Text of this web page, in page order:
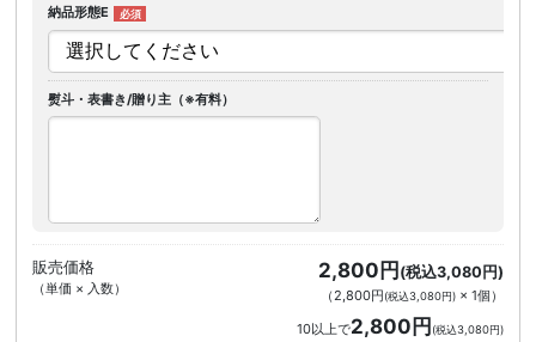
納品形態E
熨斗・表書き/贈り主（※有料）
販売価格
（単価 × 入数）
2,800円 (税込3,080円)
（2,800円(税込3,080円)× 1個 ）
10以上で2,800円(税込3,080円)